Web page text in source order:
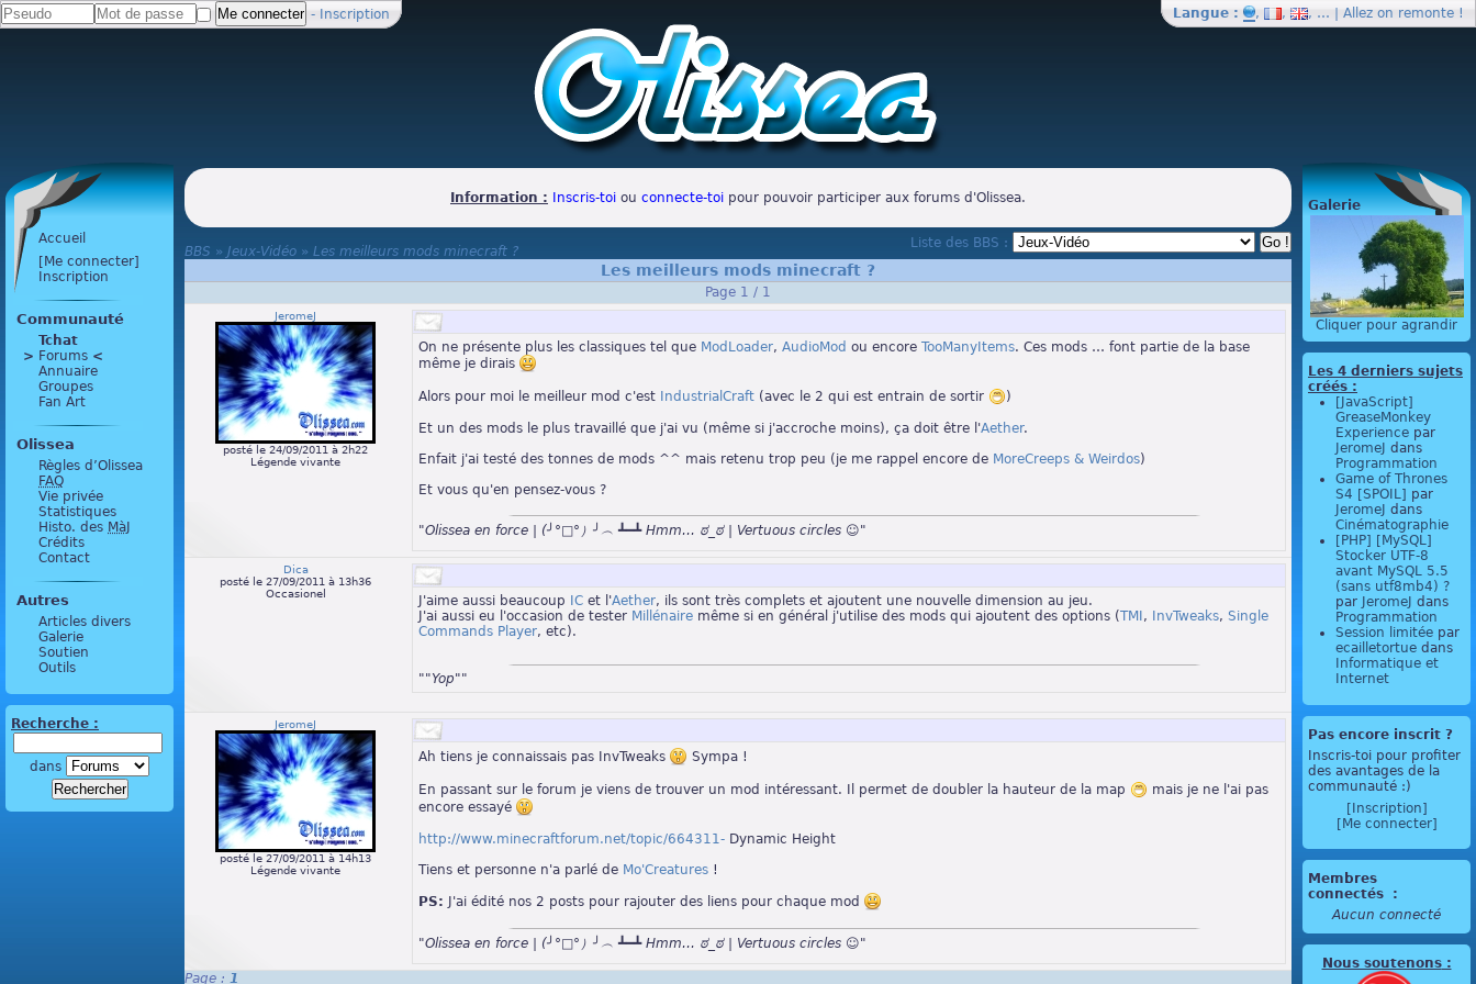
- Inscription Langue : , , , … | Allez on remonte !
Accueil
[Me connecter]
Inscription
Communauté
Tchat
> Forums <
Annuaire
Groupes
Fan Art
Olissea
Règles d’Olissea
FAQ
Vie privée
Statistiques
Histo. des MàJ
Crédits
Contact
Autres
Articles divers
Galerie
Soutien
Outils
Recherche :
dans
Information : Inscris-toi ou connecte-toi pour pouvoir participer aux forums d'Olissea.
Liste des BBS :
BBS » Jeux-Vidéo » Les meilleurs mods minecraft ?
Les meilleurs mods minecraft ?
Page 1 / 1
JeromeJ
posté le 24/09/2011 à 2h22
Légende vivante
On ne présente plus les classiques tel que ModLoader, AudioMod ou encore TooManyItems. Ces mods … font partie de la base
même je dirais
Alors pour moi le meilleur mod c'est IndustrialCraft (avec le 2 qui est entrain de sortir )
Et un des mods le plus travaillé que j'ai vu (même si j'accroche moins), ça doit être l'Aether.
Enfait j'ai testé des tonnes de mods ^^ mais retenu trop peu (je me rappel encore de MoreCreeps & Weirdos)
Et vous qu'en pensez-vous ?
"Olissea en force | (╯°□°）╯︵ ┻━┻ Hmm… ಠ_ಠ | Vertuous circles ☺"
Dica
posté le 27/09/2011 à 13h36
Occasionel
J'aime aussi beaucoup IC et l'Aether, ils sont très complets et ajoutent une nouvelle dimension au jeu.
J'ai aussi eu l'occasion de tester Millénaire même si en général j'utilise des mods qui ajoutent des options (TMI , InvTweaks, Single
Commands Player, etc).
""Yop""
JeromeJ
posté le 27/09/2011 à 14h13
Légende vivante
Ah tiens je connaissais pas InvTweaks Sympa !
En passant sur le forum je viens de trouver un mod intéressant. Il permet de doubler la hauteur de la map
mais je ne l'ai pas
encore essayé
http://www.minecraftforum.net/topic/664311- Dynamic Height
Tiens et personne n'a parlé de Mo'Creatures !
PS: J'ai édité nos 2 posts pour rajouter des liens pour chaque mod
"Olissea en force | (╯°□°）╯︵ ┻━┻ Hmm… ಠ_ಠ | Vertuous circles ☺"
Page : 1
Galerie
Cliquer pour agrandir
Les 4 derniers sujets
créés :
[JavaScript]
GreaseMonkey
Experience par
JeromeJ dans
Programmation
Game of Thrones
S4 [SPOIL] par
JeromeJ dans
Cinématographie
[PHP] [MySQL]
Stocker UTF-8
avant MySQL 5.5
(sans utf8mb4) ?
par JeromeJ dans
Programmation
Session limitée par
ecailletortue dans
Informatique et
Internet
Pas encore inscrit ?
Inscris-toi pour profiter
des avantages de la
communauté :)
[Inscription]
[Me connecter]
Membres
connectés
:
Aucun connecté
Nous soutenons: